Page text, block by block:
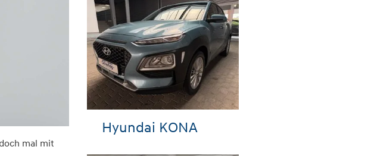
mal mit
Hyundai KONA